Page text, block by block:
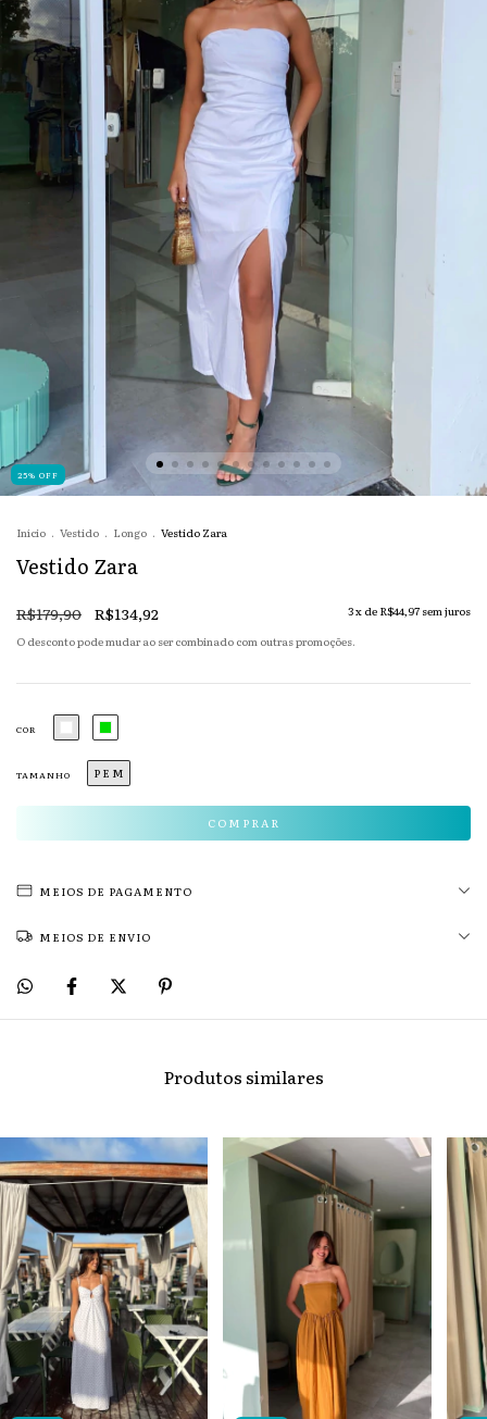
25% OFF
Início . Vestido . Longo . Vestido Zara
Vestido Zara
R$179,90 R$134,92 3x de R$44,97 sem juros
O desconto pode mudar ao ser combinado com outras promoções.
COR
TAMANHO P E M
MEIOS DE PAGAMENTO
MEIOS DE ENVIO
Produtos similares